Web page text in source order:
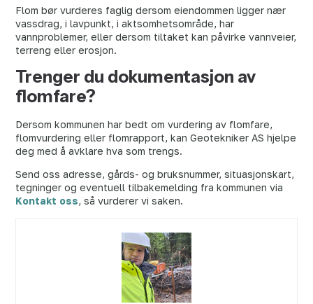
Flom bør vurderes faglig dersom eiendommen ligger nær
vassdrag, i lavpunkt, i aktsomhetsområde, har
vannproblemer, eller dersom tiltaket kan påvirke vannveier,
terreng eller erosjon.
Trenger du dokumentasjon av
flomfare?
Dersom kommunen har bedt om vurdering av flomfare,
flomvurdering eller flomrapport, kan Geotekniker AS hjelpe
deg med å avklare hva som trengs.
Send oss adresse, gårds- og bruksnummer, situasjonskart,
tegninger og eventuell tilbakemelding fra kommunen via
Kontakt oss, så vurderer vi saken.